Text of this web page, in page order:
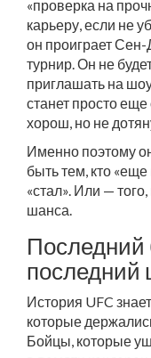
«проверка на
карьеру, если не
он проиграет Сен-
турнир. Он не
приглашать на
станет просто
хорош, но не
Именно поэтому
быть тем, кто
«стал». Или —
шанса.
последний
История UFC
которые
Бойцы, которые